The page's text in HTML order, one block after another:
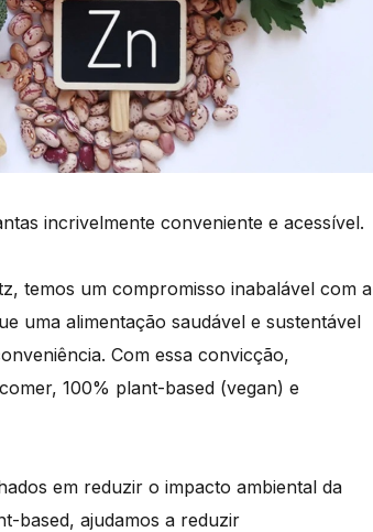
incrivelmente conveniente e acessível.
temos um compromisso inabalável com a
uma alimentação saudável e sustentável
Com essa convicção,
100% plant-based (vegan) e
em reduzir o impacto ambiental da
based, ajudamos a reduzir